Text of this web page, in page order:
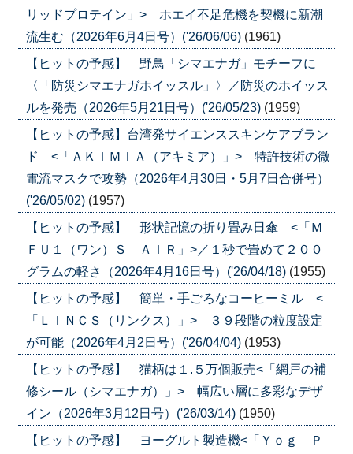
リッドプロテイン」> ホエイ不足危機を契機に新潮
流生む（2026年6月4日号）('26/06/06) (1961)
【ヒットの予感】 野鳥「シマエナガ」モチーフに
〈「防災シマエナガホイッスル」〉／防災のホイッス
ルを発売（2026年5月21日号）('26/05/23) (1959)
【ヒットの予感】台湾発サイエンススキンケアブラン
ド <「ＡＫＩＭＩＡ（アキミア）」> 特許技術の微
電流マスクで攻勢（2026年4月30日・5月7日合併号）
('26/05/02) (1957)
【ヒットの予感】 形状記憶の折り畳み日傘 <「Ｍ
ＦＵ１（ワン）Ｓ ＡＩＲ」>／１秒で畳めて２００
グラムの軽さ（2026年4月16日号）('26/04/18) (1955)
【ヒットの予感】 簡単・手ごろなコーヒーミル <
「ＬＩＮＣＳ（リンクス）」> ３９段階の粒度設定
が可能（2026年4月2日号）('26/04/04) (1953)
【ヒットの予感】 猫柄は１.５万個販売<「網戸の補
修シール（シマエナガ）」> 幅広い層に多彩なデザ
イン（2026年3月12日号）('26/03/14) (1950)
【ヒットの予感】 ヨーグルト製造機<「Ｙｏｇ Ｐ